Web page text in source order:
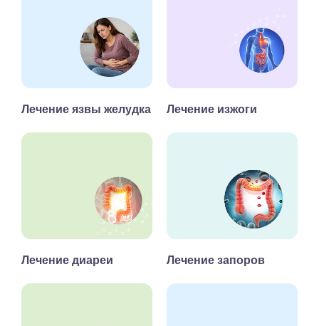
Лечение язвы желудка Лечение изжоги
Лечение диареи Лечение запоров